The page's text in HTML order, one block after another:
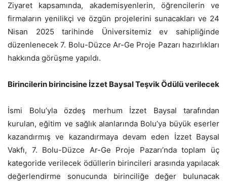
Ziyaret kapsamında, akademisyenlerin, öğrencilerin ve
firmaların yenilikçi ve özgün projelerini sunacakları ve 24
Nisan 2025 tarihinde Üniversitemiz ev sahipliğinde
düzenlenecek 7. Bolu-Düzce Ar-Ge Proje Pazarı hazırlıkları
hakkında görüşme yapıldı.
Birincilerin birincisine İzzet Baysal Teşvik Ödülü verilecek
İsmi Bolu’yla özdeş merhum İzzet Baysal tarafından
kurulan, eğitim ve sağlık alanlarında Bolu’ya büyük eserler
kazandırmış ve kazandırmaya devam eden İzzet Baysal
Vakfı, 7. Bolu-Düzce Ar-Ge Proje Pazarı’nda toplam üç
kategoride verilecek ödüllerin birincileri arasında yapılacak
değerlendirme sonucunda birinciliğe değer bulunacak